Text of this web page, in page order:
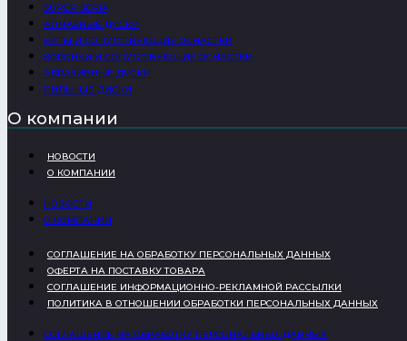
SUPER SERIA
АЛМАЗНЫЕ ДИСКИ
БИТЫ И СОПУТСТВУЮЩИЕ ОСНАСТКИ
КОРОНКИ И СОПУТСТВУЮЩИЕ ОСНАСТКИ
АБРАЗИВНЫЕ ДИСКИ
ПИЛЬНЫЕ ДИСКИ
О компании
НОВОСТИ
О КОМПАНИИ
НОВОСТИ
О КОМПАНИИ
СОГЛАШЕНИЕ НА ОБРАБОТКУ ПЕРСОНАЛЬНЫХ ДАННЫХ
ОФЕРТА НА ПОСТАВКУ ТОВАРА
СОГЛАШЕНИЕ ИНФОРМАЦИОННО-РЕКЛАМНОЙ РАССЫЛКИ
ПОЛИТИКА В ОТНОШЕНИИ ОБРАБОТКИ ПЕРСОНАЛЬНЫХ ДАННЫХ
СОГЛАШЕНИЕ НА ОБРАБОТКУ ПЕРСОНАЛЬНЫХ ДАННЫХ